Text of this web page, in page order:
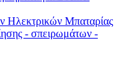
Ηλεκτρικών Μπαταρίας
- σπειρωμάτων -